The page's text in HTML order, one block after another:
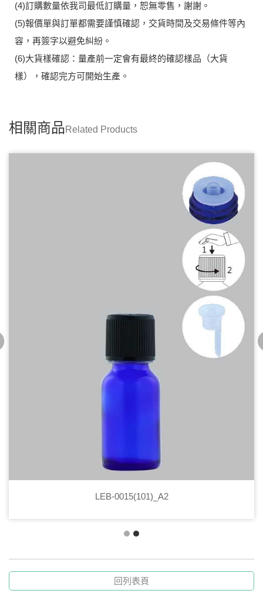
(4)訂購數量依我司最低訂購量，恕無零售，謝謝。
(5)報價單與訂單都需要謹慎確認，交貨時間及交易條件等內
容，再簽字以避免糾紛。
(6)大貨樣確認：量產前一定會有最終的確認樣品（大貨
樣），確認完方可開始生產。
相關商品Related Products
LEB-0015(101)_A2
回列表頁